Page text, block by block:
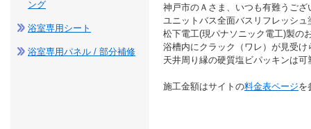
ング
浴室専用シート
浴室専用パネル / 部分補修
神戸市のＡさま、いつも有難うござ
ユニットバス全面バスリフレッシュ
松下電工(現パナソニック電工)製の
浴槽内にクラック（ワレ）が見受
天井周り縁の硬質塩ビパッキンは
施工金額はサイトの料金表ページを